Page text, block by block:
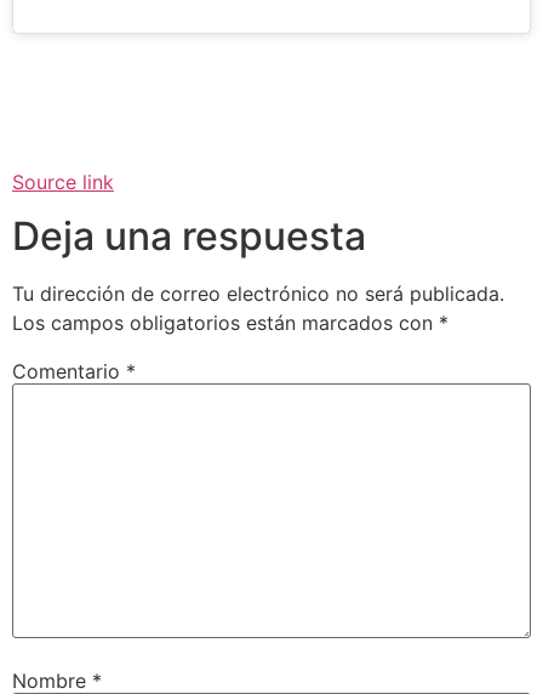
Source link
Deja una respuesta
Tu dirección de correo electrónico no será publicada.
Los campos obligatorios están marcados con *
Comentario *
Nombre *